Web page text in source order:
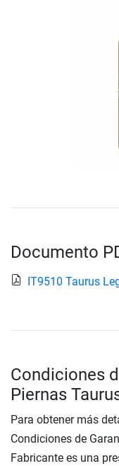
Documento
IT9510 Taurus
Condiciones
Piernas
Para obtener más
Condiciones de
Fabricante es una